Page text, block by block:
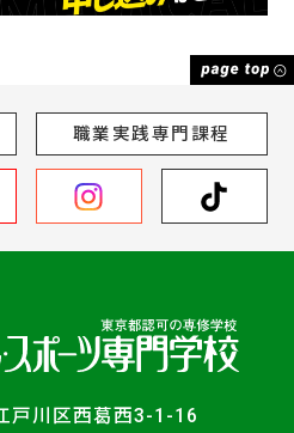
職業実践専門課程
戸川区西葛西3-1-16